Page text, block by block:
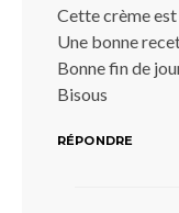
Cette crème
Une bonne
Bonne fin de
Bisous
RÉPONDRE